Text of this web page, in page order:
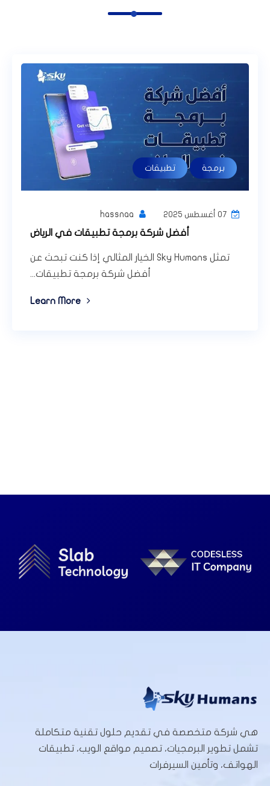
برمجة تطبيقات
أفضل شركة برمجة تطبيقات في الرياض
تمثل Sky Humans الخيار المثالي إذا كنت تبحث عن
أفضل شركة برمجة تطبيقات...
Learn More
هي شركة متخصصة في تقديم حلول تقنية متكاملة
تشمل تطوير البرمجيات، تصميم مواقع الويب، تطبيقات
الهواتف، وتأمين السيرفرات